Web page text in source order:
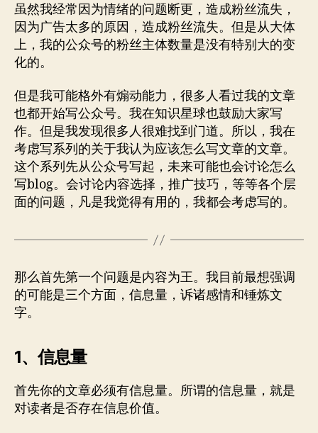
虽然我经常因为情绪的问题断更，造成粉丝流失，
因为广告太多的原因，造成粉丝流失。但是从大体
上，我的公众号的粉丝主体数量是没有特别大的变
化的。
但是我可能格外有煽动能力，很多人看过我的文章
也都开始写公众号。我在知识星球也鼓励大家写
作。但是我发现很多人很难找到门道。所以，我在
考虑写系列的关于我认为应该怎么写文章的文章。
这个系列先从公众号写起，未来可能也会讨论怎么
写blog。会讨论内容选择，推广技巧，等等各个层
面的问题，凡是我觉得有用的，我都会考虑写的。
那么首先第一个问题是内容为王。我目前最想强调
的可能是三个方面，信息量，诉诸感情和锤炼文
字。
1、信息量
首先你的文章必须有信息量。所谓的信息量，就是
对读者是否存在信息价值。